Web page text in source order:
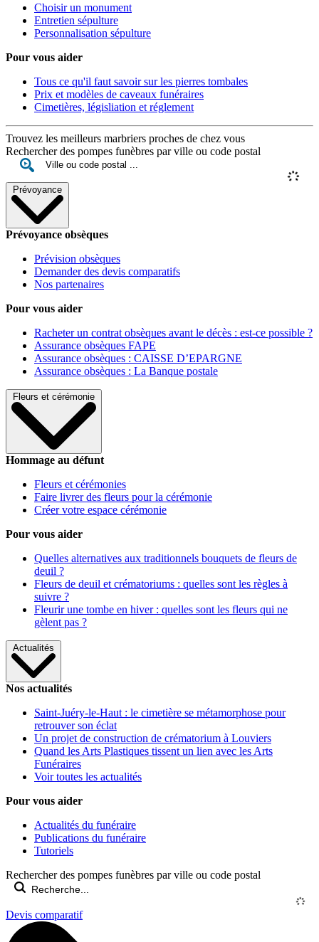
Choisir un monument
Entretien sépulture
Personnalisation sépulture
Pour vous aider
Tous ce qu'il faut savoir sur les pierres tombales
Prix et modèles de caveaux funéraires
Cimetières, législiation et réglement
Trouvez les meilleurs marbriers proches de chez vous
Rechercher des pompes funèbres par ville ou code postal
Prévoyance
Prévoyance obsèques
Prévision obsèques
Demander des devis comparatifs
Nos partenaires
Pour vous aider
Racheter un contrat obsèques avant le décès : est-ce possible ?
Assurance obsèques FAPE
Assurance obsèques : CAISSE D’EPARGNE
Assurance obsèques : La Banque postale
Fleurs et cérémonie
Hommage au défunt
Fleurs et cérémonies
Faire livrer des fleurs pour la cérémonie
Créer votre espace cérémonie
Pour vous aider
Quelles alternatives aux traditionnels bouquets de fleurs de
deuil ?
Fleurs de deuil et crématoriums : quelles sont les règles à
suivre ?
Fleurir une tombe en hiver : quelles sont les fleurs qui ne
gèlent pas ?
Actualités
Nos actualités
Saint-Juéry-le-Haut : le cimetière se métamorphose pour
retrouver son éclat
Un projet de construction de crématorium à Louviers
Quand les Arts Plastiques tissent un lien avec les Arts
Funéraires
Voir toutes les actualités
Pour vous aider
Actualités du funéraire
Publications du funéraire
Tutoriels
Rechercher des pompes funèbres par ville ou code postal
Devis comparatif